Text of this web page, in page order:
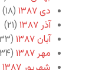
دی ۱۳۸۷
(۱۸)
آذر ۱۳۸۷
(۲۱)
آبان ۱۳۸۷
(۳۳)
مهر ۱۳۸۷
(۳۴)